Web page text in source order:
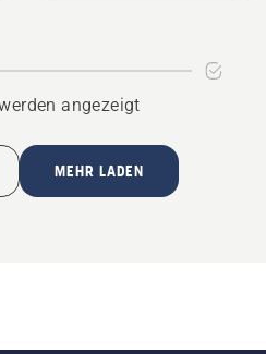
angezeigt
MEHR LADEN